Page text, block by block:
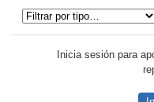
Inicia sesión para